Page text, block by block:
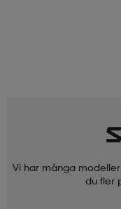
Vi har många
du fler